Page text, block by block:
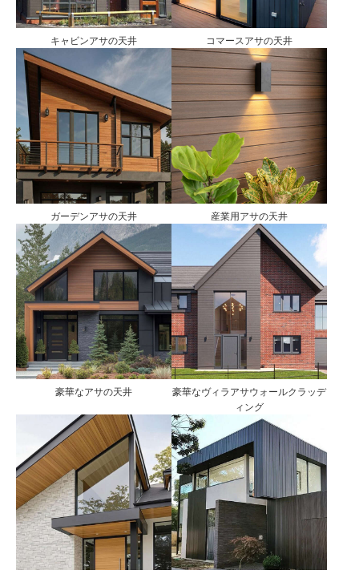
キャビンアサの天井 コマースアサの天井
ガーデンアサの天井 産業用アサの天井
豪華なアサの天井
豪華なヴィラアサウォールクラッデ
ィング